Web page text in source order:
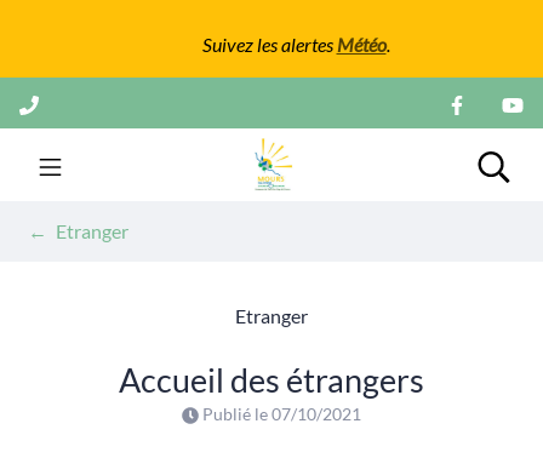
Suivez les alertes Météo.
Aller
au
contenu
Mairie de Mours
Etranger
Etranger
Accueil des étrangers
Publié le07/10/2021